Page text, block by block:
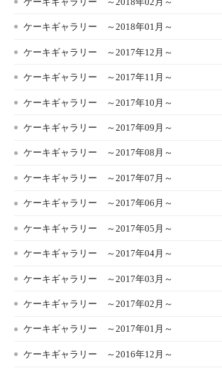
ケーキギャラリー ～2018年01月～
ケーキギャラリー ～2017年12月～
ケーキギャラリー ～2017年11月～
ケーキギャラリー ～2017年10月～
ケーキギャラリー ～2017年09月～
ケーキギャラリー ～2017年08月～
ケーキギャラリー ～2017年07月～
ケーキギャラリー ～2017年06月～
ケーキギャラリー ～2017年05月～
ケーキギャラリー ～2017年04月～
ケーキギャラリー ～2017年03月～
ケーキギャラリー ～2017年02月～
ケーキギャラリー ～2017年01月～
ケーキギャラリー ～2016年12月～